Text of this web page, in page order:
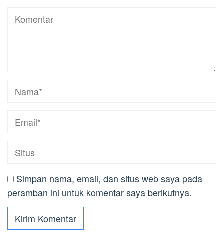
Simpan nama, email, dan situs web saya pada
peramban ini untuk komentar saya berikutnya.